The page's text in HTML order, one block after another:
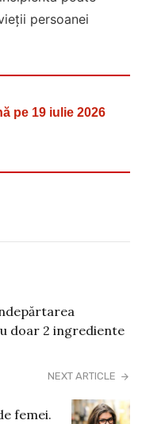
persoanei
pe 19 iulie 2026
doar 2 ingrediente
NEXT ARTICLE
femei.